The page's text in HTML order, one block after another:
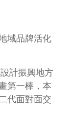
域品牌活化
計振興地方
第一棒，本
代面對面交